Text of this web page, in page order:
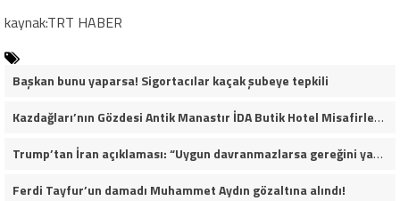
kaynak:TRT HABER
Başkan bunu yaparsa! Sigortacılar kaçak şubeye tepkili
Kazdağları’nın Gözdesi Antik Manastır İDA Butik Hotel Misafirlerinden Tam Not Alıyor
Trump’tan İran açıklaması: “Uygun davranmazlarsa gereğini yaparım”
Ferdi Tayfur’un damadı Muhammet Aydın gözaltına alındı!